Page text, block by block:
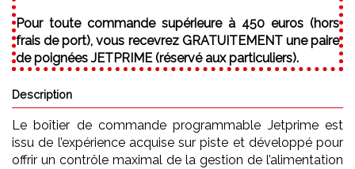
Pour toute commande supérieure à 450 euros (hors
frais de port), vous recevrez GRATUITEMENT une paire
de poignées JETPRIME (réservé aux particuliers).
Description
Le boîtier de commande programmable Jetprime est
issu de l’expérience acquise sur piste et développé pour
offrir un contrôle maximal de la gestion de l’alimentation